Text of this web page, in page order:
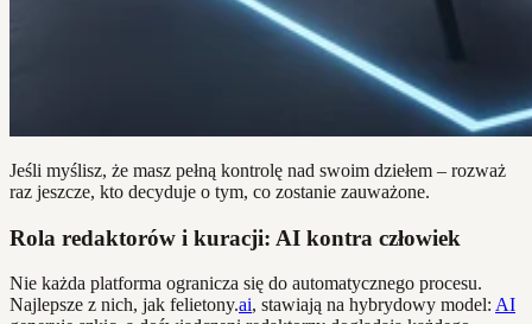
Jeśli myślisz, że masz pełną kontrolę nad swoim dziełem – rozważ
raz jeszcze, kto decyduje o tym, co zostanie zauważone.
Rola redaktorów i kuracji: AI kontra człowiek
Nie każda platforma ogranicza się do automatycznego procesu.
Najlepsze z nich, jak felietony.ai, stawiają na hybrydowy model: AI